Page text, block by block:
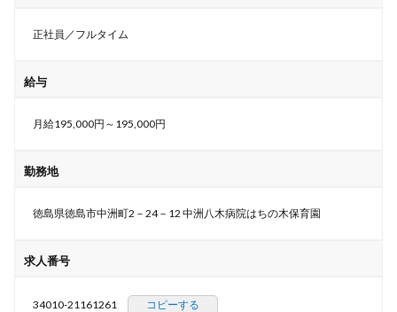
正社員／フルタイム
給与
月給195,000円～195,000円
勤務地
徳島県徳島市中洲町2－24－12 中洲八木病院はちの木保育園
求人番号
34010-21161261 コピーする